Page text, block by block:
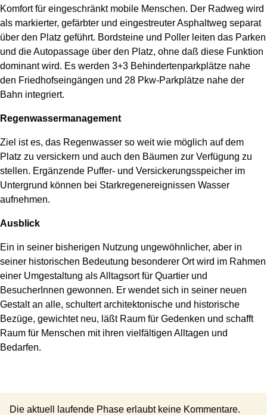
Komfort für eingeschränkt mobile Menschen. Der Radweg wird
als markierter, gefärbter und eingestreuter Asphaltweg separat
über den Platz geführt. Bordsteine und Poller leiten das Parken
und die Autopassage über den Platz, ohne daß diese Funktion
dominant wird. Es werden 3+3 Behindertenparkplätze nahe
den Friedhofseingängen und 28 Pkw-Parkplätze nahe der
Bahn integriert.
Regenwassermanagement
Ziel ist es, das Regenwasser so weit wie möglich auf dem
Platz zu versickern und auch den Bäumen zur Verfügung zu
stellen. Ergänzende Puffer- und Versickerungsspeicher im
Untergrund können bei Starkregenereignissen Wasser
aufnehmen.
Ausblick
Ein in seiner bisherigen Nutzung ungewöhnlicher, aber in
seiner historischen Bedeutung besonderer Ort wird im Rahmen
einer Umgestaltung als Alltagsort für Quartier und
BesucherInnen gewonnen. Er wendet sich in seiner neuen
Gestalt an alle, schultert architektonische und historische
Bezüge, gewichtet neu, läßt Raum für Gedenken und schafft
Raum für Menschen mit ihren vielfältigen Alltagen und
Bedarfen.
Die aktuell laufende Phase erlaubt keine Kommentare.